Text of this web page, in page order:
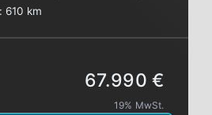
610 km
67.990 €
19% MwSt.